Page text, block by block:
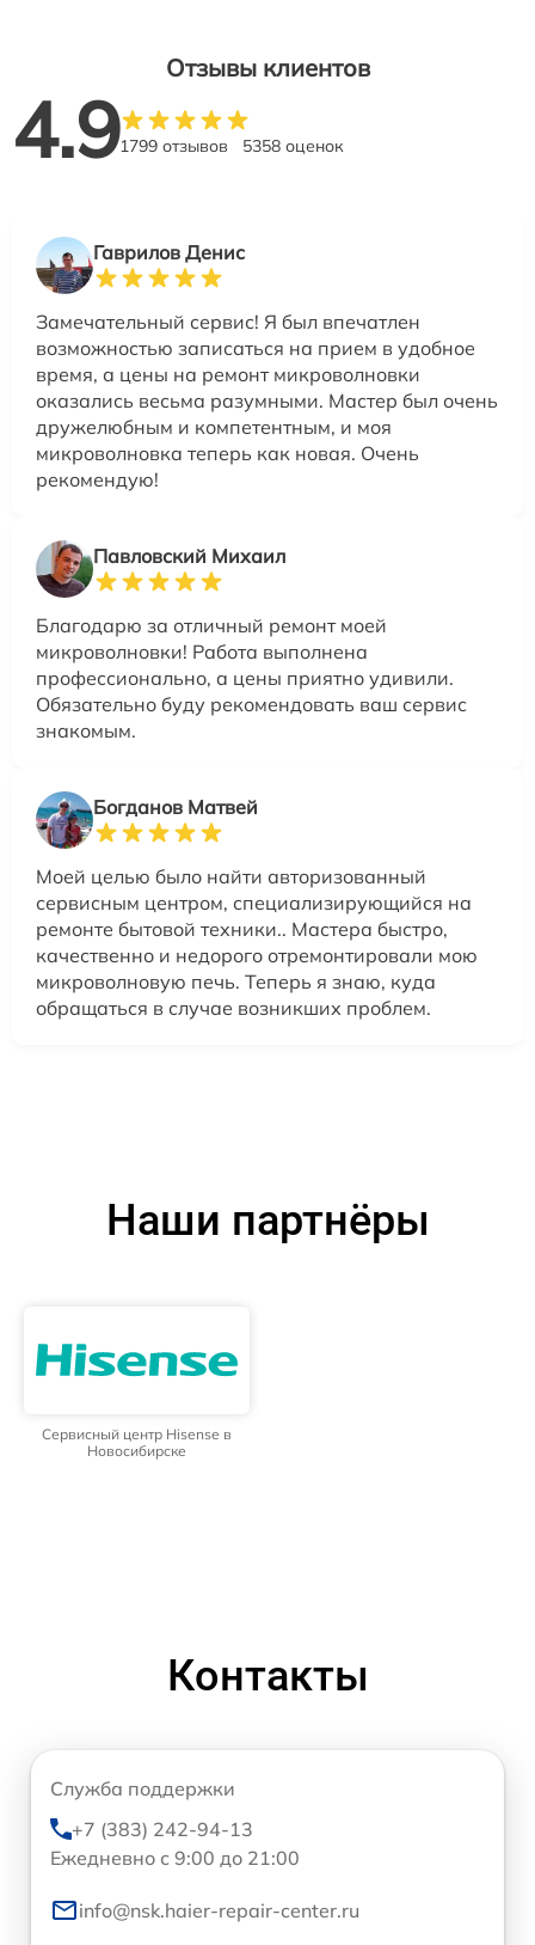
Отзывы клиентов
4.91799 отзывов 5358 оценок
Гаврилов Денис
Замечательный сервис! Я был впечатлен
возможностью записаться на прием в удобное
время, а цены на ремонт микроволновки
оказались весьма разумными. Мастер был очень
дружелюбным и компетентным, и моя
микроволновка теперь как новая. Очень
рекомендую!
Павловский Михаил
Благодарю за отличный ремонт моей
микроволновки! Работа выполнена
профессионально, а цены приятно удивили.
Обязательно буду рекомендовать ваш сервис
знакомым.
Богданов Матвей
Моей целью было найти авторизованный
сервисным центром, специализирующийся на
ремонте бытовой техники.. Мастера быстро,
качественно и недорого отремонтировали мою
микроволновую печь. Теперь я знаю, куда
обращаться в случае возникших проблем.
Наши партнёры
Сервисный центр Hisense в
Новосибирске
Контакты
Служба поддержки
+7 (383) 242-94-13
Ежедневно с 9:00 до 21:00
info@nsk.haier-repair-center.ru